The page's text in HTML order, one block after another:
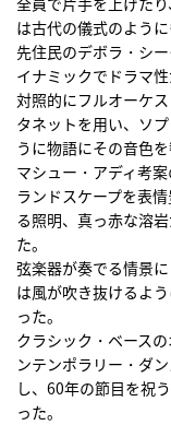
は古代の儀式のように
先住民のデボラ・シ
イナミックでドラマ
対照的にフルオーケ
タネットを用い、ソ
うに物語にその音色を
マシュー・アディ考
ランドスケープを表
る照明、真っ赤な溶
た。
弦楽器が奏でる情景
は風が吹き抜けるよ
った。
クラシック・ベース
ンテンポラリー・ダ
し、60年の節目を祝
った。